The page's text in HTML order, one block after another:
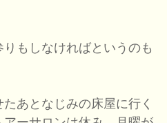
もしなければというのも
あとなじみの床屋に行く